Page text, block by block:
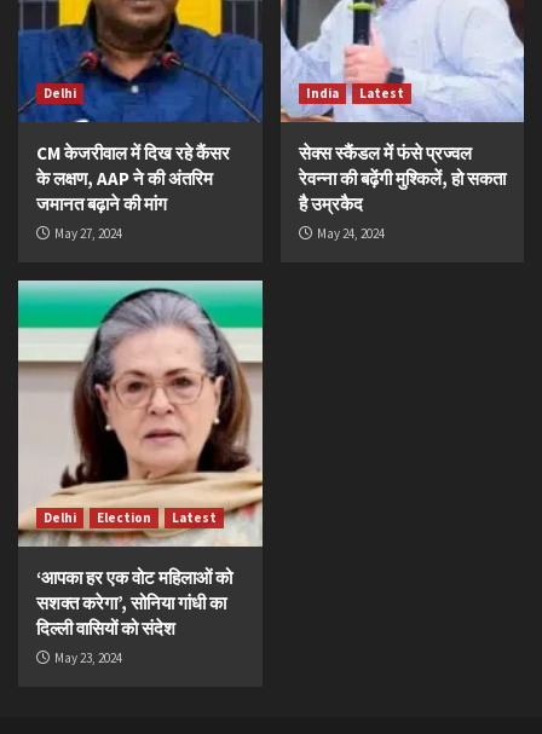
Delhi
CM केजरीवाल में दिख रहे कैंसर
के लक्षण, AAP ने की अंतरिम
जमानत बढ़ाने की मांग
May 27, 2024
India Latest
सेक्स स्कैंडल में फंसे प्रज्वल
रेवन्ना की बढ़ेंगी मुश्किलें, हो सकता
है उम्रकैद
May 24, 2024
Delhi Election Latest
‘आपका हर एक वोट महिलाओं को
सशक्त करेगा’, सोनिया गांधी का
दिल्ली वासियों को संदेश
May 23, 2024